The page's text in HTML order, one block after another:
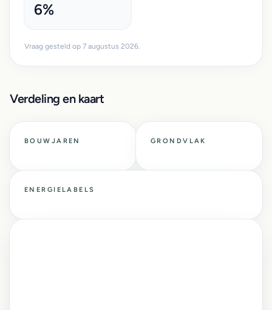
6%
Vraag gesteld op 7 augustus 2026.
Verdeling en kaart
BOUWJAREN GRONDVLAK
ENERGIELABELS